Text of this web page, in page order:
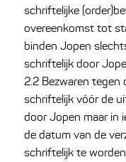
schriftelijke
overeenkomst tot
binden Jopen
schriftelijk door
2.2 Bezwaren tegen
schriftelijk vóór de
door Jopen maar in
de datum van de
schriftelijk te